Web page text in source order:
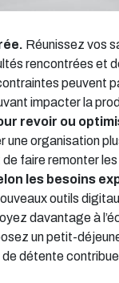
Réunissez vos
rencontrées et
peuvent
impacter la
revoir ou
une organisation
faire remonter
les besoins
outils
davantage à
un petit-
détente